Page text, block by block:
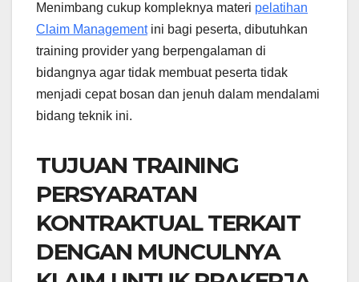
Menimbang cukup kompleknya materi pelatihan
Claim Managementini bagi peserta, dibutuhkan
training provider yang berpengalaman di
bidangnya agar tidak membuat peserta tidak
menjadi cepat bosan dan jenuh dalam mendalami
bidang teknik ini.
TUJUAN TRAINING
PERSYARATAN
KONTRAKTUAL TERKAIT
DENGAN MUNCULNYA